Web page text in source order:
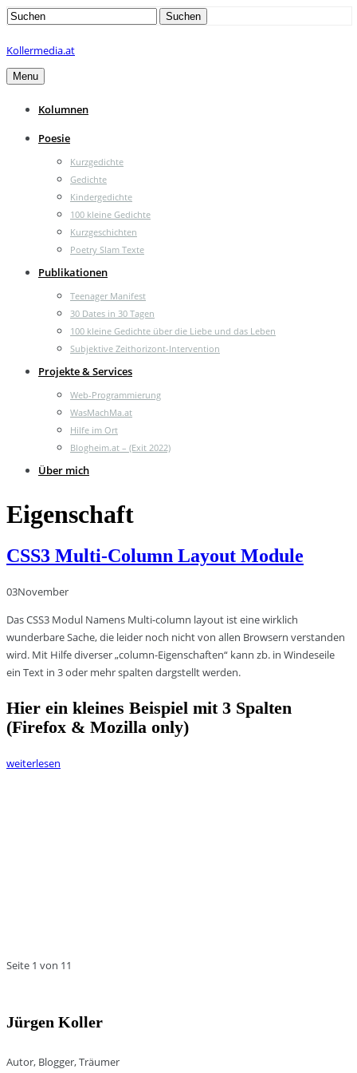
Search
Suchen
Kollermedia.at
Menu
Kolumnen
Poesie
Kurzgedichte
Gedichte
Kindergedichte
100 kleine Gedichte
Kurzgeschichten
Poetry Slam Texte
Publikationen
Teenager Manifest
30 Dates in 30 Tagen
100 kleine Gedichte über die Liebe und das Leben
Subjektive Zeithorizont-Intervention
Projekte & Services
Web-Programmierung
WasMachMa.at
Hilfe im Ort
Blogheim.at – (Exit 2022)
Über mich
Eigenschaft
CSS3 Multi-Column Layout Module
03November
Das CSS3 Modul Namens Multi-column layout ist eine wirklich
wunderbare Sache, die leider noch nicht von allen Browsern verstanden
wird. Mit Hilfe diverser „column-Eigenschaften“ kann zb. in Windeseile
ein Text in 3 oder mehr spalten dargstellt werden.
Hier ein kleines Beispiel mit 3 Spalten
(Firefox & Mozilla only)
weiterlesen
Seite 1 von 11
Jürgen Koller
Autor, Blogger, Träumer